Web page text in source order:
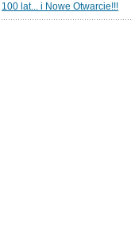
100 lat... i Nowe Otwarcie!!!